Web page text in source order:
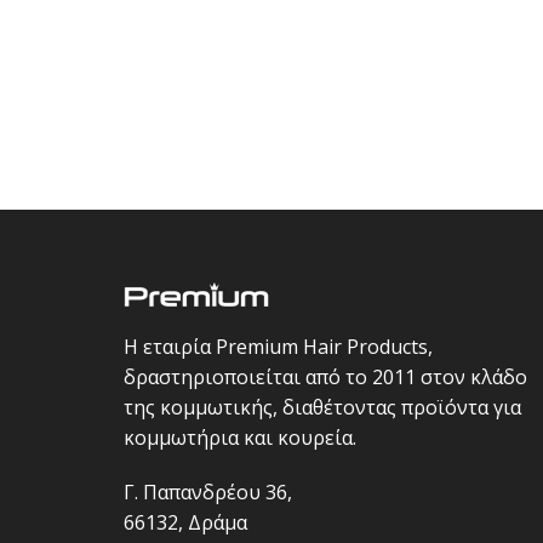
Η εταιρία Premium Hair Products,
δραστηριοποιείται από το 2011 στον κλάδο
της κομμωτικής, διαθέτοντας προϊόντα για
κομμωτήρια και κουρεία.
Γ. Παπανδρέου 36,
66132, Δράμα